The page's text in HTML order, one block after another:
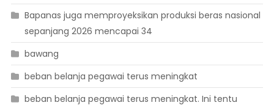
Bapanas juga memproyeksikan produksi beras nasional
sepanjang 2026 mencapai 34
bawang
beban belanja pegawai terus meningkat
beban belanja pegawai terus meningkat. Ini tentu